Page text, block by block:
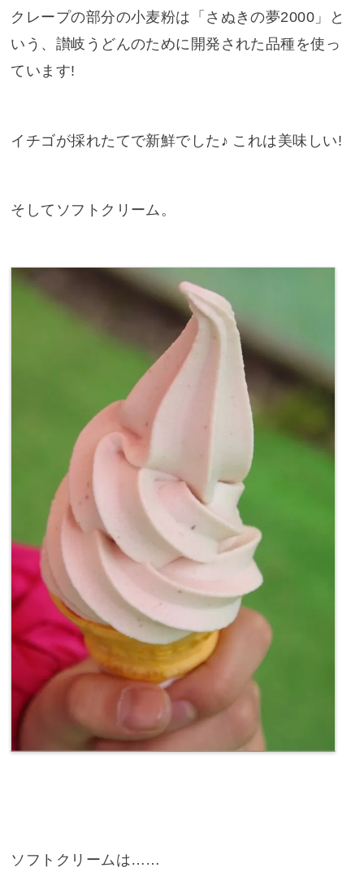
クレープの部分の小麦粉は「さぬきの夢2000」と
いう、讃岐うどんのために開発された品種を使っ
ています!
イチゴが採れたてで新鮮でした♪ これは美味しい!
そしてソフトクリーム。
ソフトクリームは……